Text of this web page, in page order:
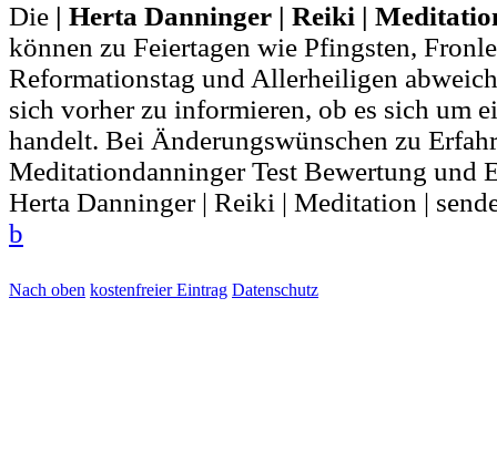
Die | Herta Danninger | Reiki |
können zu Feiertagen wie Pfingsten,
Reformationstag und Allerheiligen
sich vorher zu informieren, ob es sich um
handelt. Bei Änderungswünschen zu
Meditationdanninger Test Bewertung und
Herta Danninger | Reiki | Meditation |
b
Nach oben kostenfreier Eintrag Datenschutz